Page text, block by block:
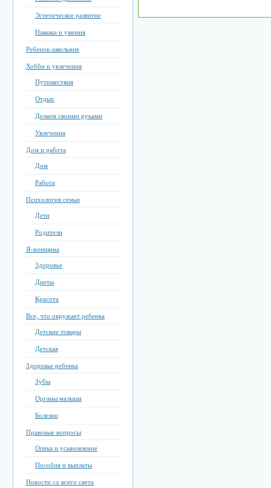
Эстетическое развитие
Навыки и умения
Ребенок-школьник
Хобби и увлечения
Путешествия
Отдых
Делаем своими руками
Увлечения
Дом и работа
Дом
Работа
Психология семьи
Дети
Родители
Я-женщина
Здоровье
Диеты
Красота
Все, что окружает ребенка
Детские товары
Детская
Здоровье ребенка
Зубы
Органы малыша
Болезни
Правовые вопросы
Опека и усыновление
Пособия и выплаты
Новости со всего света